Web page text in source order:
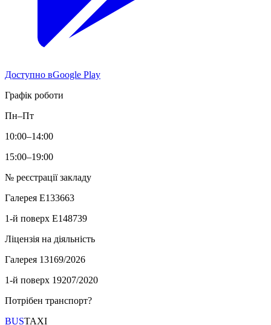
Доступно вGoogle Play
Графік роботи
Пн–Пт
10:00–14:00
15:00–19:00
№ реєстрації закладу
Галерея E133663
1-й поверх E148739
Ліцензія на діяльність
Галерея 13169/2026
1-й поверх 19207/2020
Потрібен транспорт?
BUSTAXI